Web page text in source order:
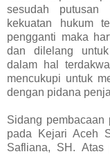
sesudah putusan
kekuatan hukum
pengganti maka
dan dilelang
dalam hal
mencukupi untuk
dengan pidana
Sidang
pada Kejari Aceh
Safliana, SH. Atas